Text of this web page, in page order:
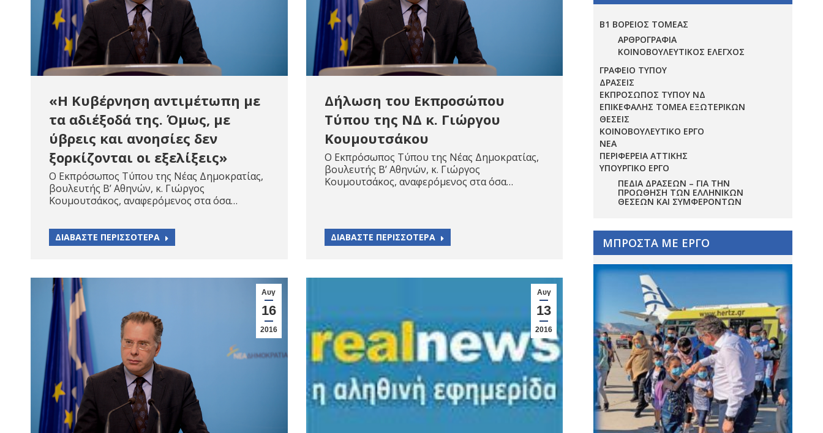
«Η Κυβέρνηση αντιμέτωπη με
τα αδιέξοδά της. Όμως, με
ύβρεις και ανοησίες δεν
ξορκίζονται οι εξελίξεις»
Ο Εκπρόσωπος Τύπου της Νέας Δημοκρατίας,
βουλευτής Β’ Αθηνών, κ. Γιώργος
Κουμουτσάκος, αναφερόμενος στα όσα…
ΔΙΑΒΑΣΤΕ ΠΕΡΙΣΣΟΤΕΡΑ
Δήλωση του Εκπροσώπου
Τύπου της ΝΔ κ. Γιώργου
Κουμουτσάκου
Ο Εκπρόσωπος Τύπου της Νέας Δημοκρατίας,
βουλευτής Β’ Αθηνών, κ. Γιώργος
Κουμουτσάκος, αναφερόμενος στα όσα…
ΔΙΑΒΑΣΤΕ ΠΕΡΙΣΣΟΤΕΡΑ
Αυγ
16
2016
Αυγ
13
2016
Β1 ΒΟΡΕΙΟΣ ΤΟΜΕΑΣ
ΑΡΘΡΟΓΡΑΦΙΑ
ΚΟΙΝΟΒΟΥΛΕΥΤΙΚΟΣ ΕΛΕΓΧΟΣ
ΓΡΑΦΕΙΟ ΤΥΠΟΥ
ΔΡΑΣΕΙΣ
ΕΚΠΡΟΣΩΠΟΣ ΤΥΠΟΥ ΝΔ
ΕΠΙΚΕΦΑΛΗΣ ΤΟΜΕΑ ΕΞΩΤΕΡΙΚΩΝ
ΘΕΣΕΙΣ
ΚΟΙΝΟΒΟΥΛΕΥΤΙΚΟ ΕΡΓΟ
ΝΕΑ
ΠΕΡΙΦΕΡΕΙΑ ΑΤΤΙΚΗΣ
ΥΠΟΥΡΓΙΚΟ ΕΡΓΟ
ΠΕΔΊΑ ΔΡΆΣΕΩΝ – ΓΙΑ ΤΗΝ
ΠΡΟΏΘΗΣΗ ΤΩΝ ΕΛΛΗΝΙΚΏΝ
ΘΈΣΕΩΝ ΚΑΙ ΣΥΜΦΕΡΌΝΤΩΝ
ΜΠΡΟΣΤΑ ΜΕ ΕΡΓΟ